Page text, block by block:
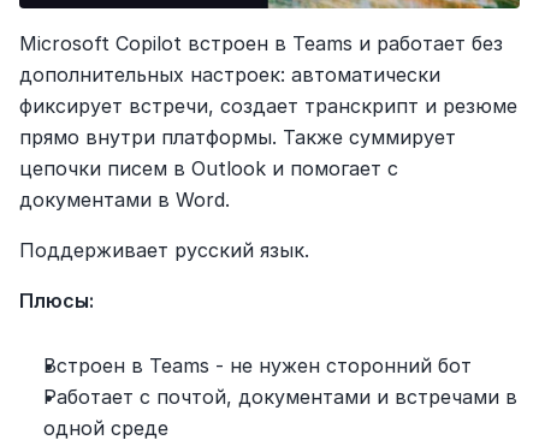
Microsoft Copilot встроен в Teams и работает без
дополнительных настроек: автоматически
фиксирует встречи, создает транскрипт и резюме
прямо внутри платформы. Также суммирует
цепочки писем в Outlook и помогает с
документами в Word.
Поддерживает русский язык.
Плюсы:
Встроен в Teams - не нужен сторонний бот
Работает с почтой, документами и встречами в
одной среде